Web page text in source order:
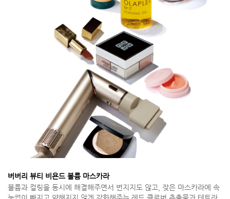
버버리 뷰티 비욘드 볼륨 마스카라
볼륨과 컬링을 동시에 해결해주면서 번지지도 않고, 잦은 마스카라에 속